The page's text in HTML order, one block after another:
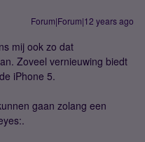
Forum|Forum|12 years ago
mij ook zo dat
Zoveel vernieuwing biedt
iPhone 5.
gaan zolang een